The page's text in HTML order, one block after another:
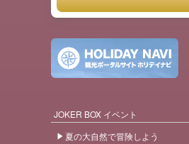
JOKER BOX イベント
夏の大自然で冒険しよう